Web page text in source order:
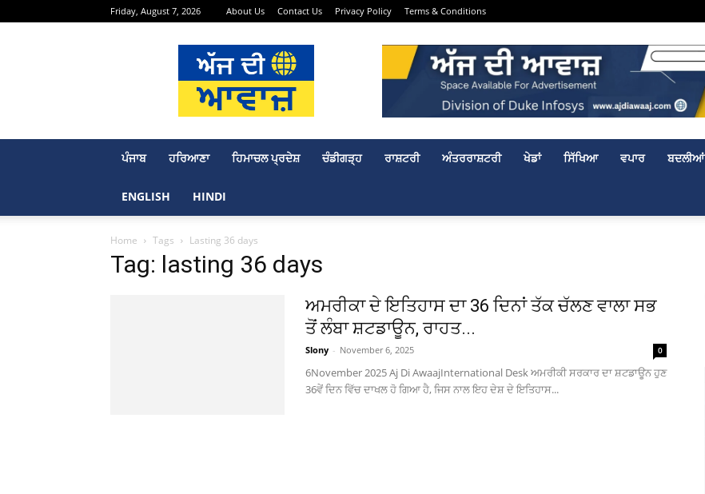
Friday, August 7, 2026 About Us Contact Us Privacy Policy Terms & Conditions
Aj
Di
Awaaj
–
Punjabi
News
Portal
ਪੰਜਾਬ ਹਰਿਆਣਾ ਹਿਮਾਚਲ ਪ੍ਰਦੇਸ਼ ਚੰਡੀਗੜ੍ਹ ਰਾਸ਼ਟਰੀ ਅੰਤਰਰਾਸ਼ਟਰੀ ਖੇਡਾਂ ਸਿੱਖਿਆ ਵਪਾਰ ਬਦਲੀਆਂ
ENGLISH HINDI
Home Tags Lasting 36 days
Tag: lasting 36 days
ਅਮਰੀਕਾ ਦੇ ਇਤਿਹਾਸ ਦਾ 36 ਦਿਨਾਂ ਤੱਕ ਚੱਲਣ ਵਾਲਾ ਸਭ
ਤੋਂ ਲੰਬਾ ਸ਼ਟਡਾਊਨ, ਰਾਹਤ...
Slony - November 6, 2025 0
6November 2025 Aj Di AwaajInternational Desk ਅਮਰੀਕੀ ਸਰਕਾਰ ਦਾ ਸ਼ਟਡਾਊਨ ਹੁਣ
36ਵੇਂ ਦਿਨ ਵਿੱਚ ਦਾਖਲ ਹੋ ਗਿਆ ਹੈ, ਜਿਸ ਨਾਲ ਇਹ ਦੇਸ਼ ਦੇ ਇਤਿਹਾਸ...